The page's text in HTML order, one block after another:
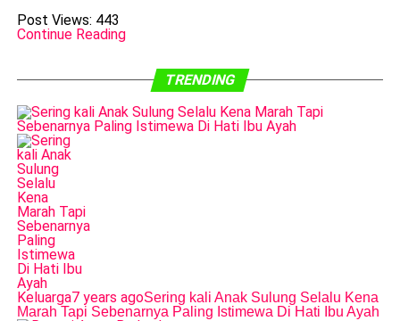
Post Views: 443
Continue Reading
TRENDING
Keluarga7 years agoSering kali Anak Sulung Selalu Kena
Marah Tapi Sebenarnya Paling Istimewa Di Hati Ibu Ayah